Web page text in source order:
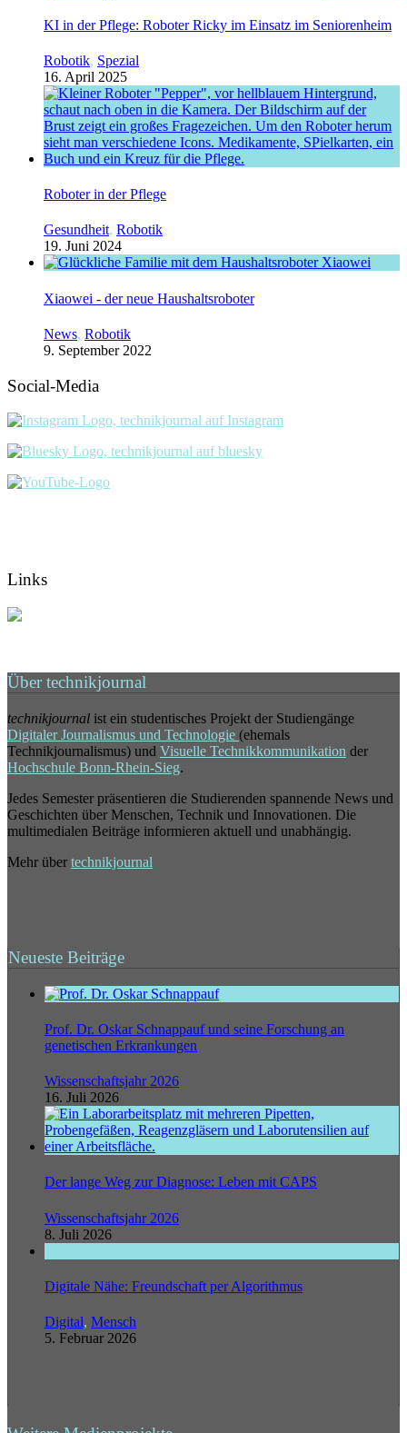
KI in der Pflege: Roboter Ricky im Einsatz im Seniorenheim
Robotik, Spezial
16. April 2025
Roboter in der Pflege
Gesundheit, Robotik
19. Juni 2024
Xiaowei - der neue Haushaltsroboter
News, Robotik
9. September 2022
Social-Media
Links
Über technikjournal
technikjournal ist ein studentisches Projekt der Studiengänge
Digitaler Journalismus und Technologie (ehemals
Technikjournalismus) und Visuelle Technikkommunikation der
Hochschule Bonn-Rhein-Sieg.
Jedes Semester präsentieren die Studierenden spannende News und
Geschichten über Menschen, Technik und Innovationen. Die
multimedialen Beiträge informieren aktuell und unabhängig.
Mehr über technikjournal
Neueste Beiträge
Prof. Dr. Oskar Schnappauf und seine Forschung an
genetischen Erkrankungen
Wissenschaftsjahr 2026
16. Juli 2026
Der lange Weg zur Diagnose: Leben mit CAPS
Wissenschaftsjahr 2026
8. Juli 2026
Digitale Nähe: Freundschaft per Algorithmus
Digital, Mensch
5. Februar 2026